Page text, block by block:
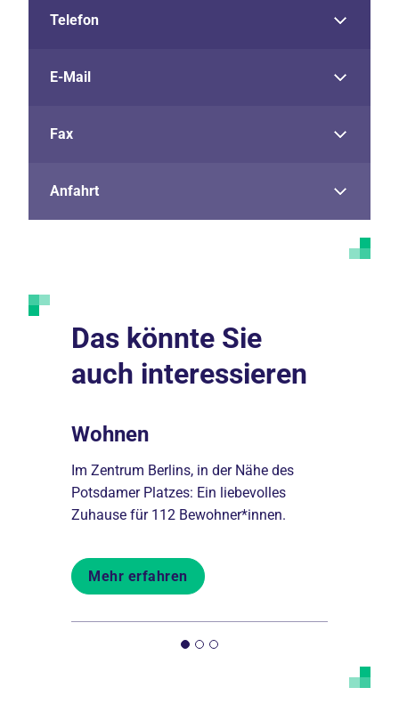
Telefon
E-Mail
Fax
Anfahrt
Das könnte Sie
auch interessieren
Wohnen
Im Zentrum Berlins, in der Nähe des
Potsdamer Platzes: Ein liebevolles
Zuhause für 112 Bewohner*innen.
Mehr erfahren